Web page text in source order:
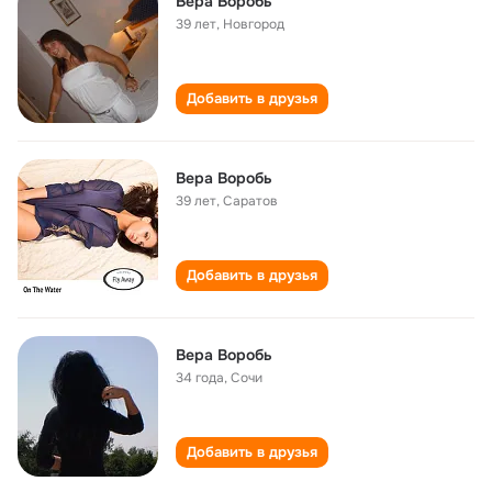
39 лет, Новгород
Добавить в друзья
Вера Воробь
39 лет,Саратов
Добавить в друзья
Вера Воробь
34 года,Сочи
Добавить в друзья